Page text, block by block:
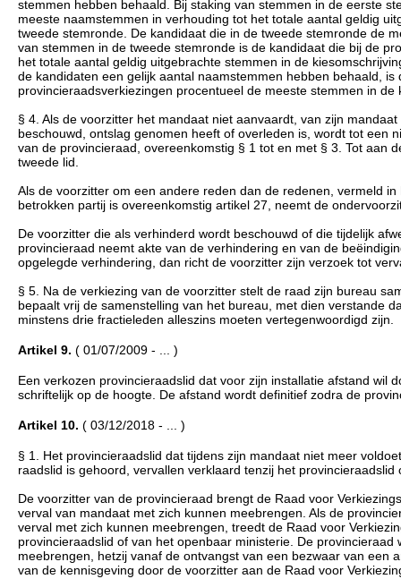
stemmen hebben behaald. Bij staking van stemmen in de eerste
meeste naamstemmen in verhouding tot het totale aantal geldig
tweede stemronde. De kandidaat die in de tweede stemronde de
van stemmen in de tweede stemronde is de kandidaat die bij de
het totale aantal geldig uitgebrachte stemmen in de
de kandidaten een gelijk aantal naamstemmen hebben behaald,
provincieraadsverkiezingen procentueel de meeste stemmen in
§ 4. Als de voorzitter het mandaat niet aanvaardt, van zijn
beschouwd, ontslag genomen heeft of overleden is, wordt tot een
van de provincieraad, overeenkomstig § 1 tot en met § 3. Tot aan
tweede lid.
Als de voorzitter om een andere reden dan de redenen, vermeld
betrokken partij is overeenkomstig artikel 27, neemt de
De voorzitter die als verhinderd wordt beschouwd of die tijdelijk
provincieraad neemt akte van de verhindering en van de
opgelegde verhindering, dan richt de voorzitter zijn verzoek tot
§ 5. Na de verkiezing van de voorzitter stelt de raad zijn bureau
bepaalt vrij de samenstelling van het bureau, met dien verstande
minstens drie fractieleden alleszins moeten vertegenwoordigd zijn.
Artikel 9. ( 01/07/2009 - ... )
Een verkozen provincieraadslid dat voor zijn installatie afstand wil
schriftelijk op de hoogte. De afstand wordt definitief zodra de
Artikel 10. ( 03/12/2018 - ... )
§ 1. Het provincieraadslid dat tijdens zijn mandaat niet meer
raadslid is gehoord, vervallen verklaard tenzij het
De voorzitter van de provincieraad brengt de Raad voor
verval van mandaat met zich kunnen meebrengen. Als de
verval met zich kunnen meebrengen, treedt de Raad voor
provincieraadslid of van het openbaar ministerie. De
meebrengen, hetzij vanaf de ontvangst van een bezwaar van een
van de kennisgeving door de voorzitter aan de Raad voor